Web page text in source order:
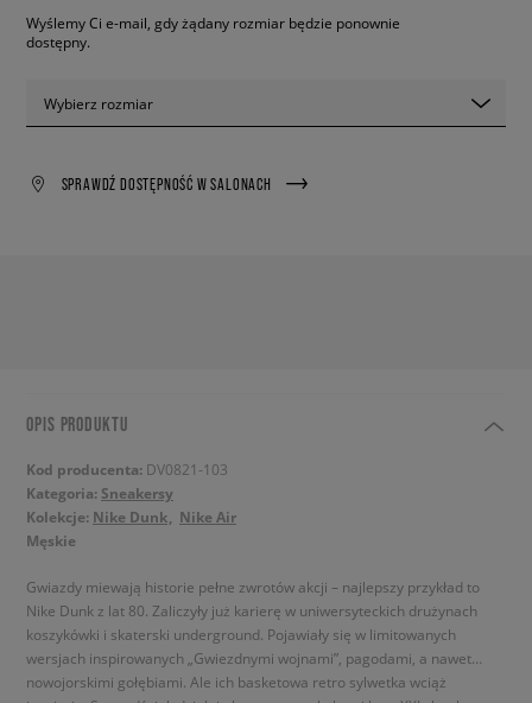
Wyślemy Ci e-mail, gdy żądany rozmiar będzie ponownie
dostępny.
Wybierz rozmiar
SPRAWDŹ DOSTĘPNOŚĆ W SALONACH
OPIS PRODUKTU
Kod producenta: DV0821-103
Kategoria: Sneakersy
Kolekcje: Nike Dunk
Nike Air
Męskie
Gwiazdy miewają historie pełne zwrotów akcji – najlepszy przykład to
Nike Dunk z lat 80. Zaliczyły już karierę w uniwersyteckich drużynach
koszykówki i skaterski underground. Pojawiały się w limitowanych
wersjach inspirowanych „Gwiezdnymi wojnami”, pagodami, a nawet…
nowojorskimi gołębiami. Ale ich basketowa retro sylwetka wciąż